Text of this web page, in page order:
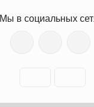
Мы в социальных